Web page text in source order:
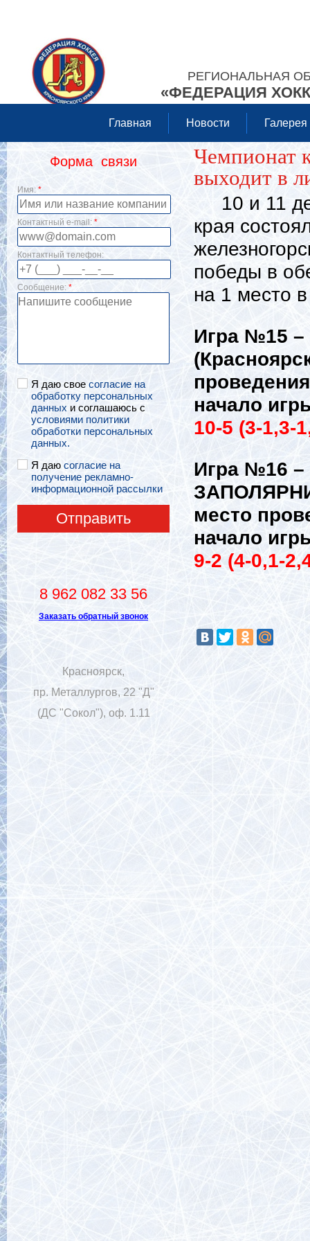
РЕГИОНАЛЬНАЯ
«ФЕДЕРАЦИЯ
Главная Новости Галерея
Форма связи
Имя: *
Контактный e-mail: *
Контактный телефон:
Сообщение: *
Я даю свое согласие на
обработку персональных
данных и соглашаюсь с
условиями политики
обработки персональных
данных.
Я даю согласие на
получение рекламно-
информационной рассылки
Отправить
8 962 082 33 56
Заказать обратный звонок
Красноярск,
пр. Металлургов, 22 "Д"
(ДС "Сокол"), оф. 1.11
Чемпионат
выходит в
10 и 11
края
победы в
на 1 место
Игра №15
начало
10-5 (3-1,3-
Игра №16 –
место
начало
9-2 (4-0,1-